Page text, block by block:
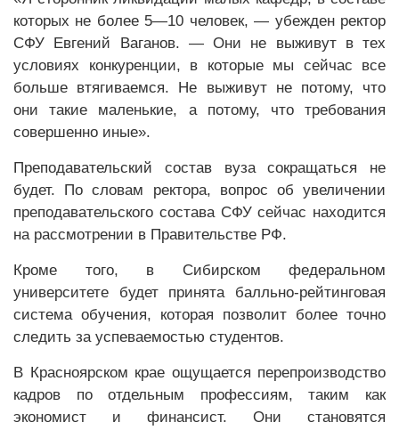
которых не более 5—10 человек, — убежден ректор
СФУ Евгений Ваганов. — Они не выживут в тех
условиях конкуренции, в которые мы сейчас все
больше втягиваемся. Не выживут не потому, что
они такие маленькие, а потому, что требования
совершенно иные».
Преподавательский состав вуза сокращаться не
будет. По словам ректора, вопрос об увеличении
преподавательского состава СФУ сейчас находится
на рассмотрении в Правительстве РФ.
Кроме того, в Сибирском федеральном
университете будет принята балльно-рейтинговая
система обучения, которая позволит более точно
следить за успеваемостью студентов.
В Красноярском крае ощущается перепроизводство
кадров по отдельным профессиям, таким как
экономист и финансист. Они становятся